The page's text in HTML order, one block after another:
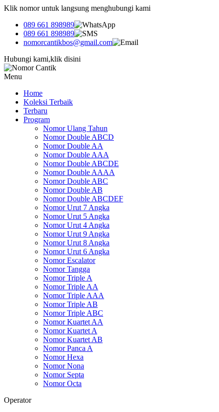
Klik nomor untuk langsung menghubungi kami
089 661 898989
089 661 898989
nomorcantikbos@gmail.com
Hubungi kami,klik disini
Menu
Home
Koleksi Terbaik
Terbaru
Program
Nomor Ulang Tahun
Nomor Double ABCD
Nomor Double AA
Nomor Double AAA
Nomor Double ABCDE
Nomor Double AAAA
Nomor Double ABC
Nomor Double AB
Nomor Double ABCDEF
Nomor Urut 7 Angka
Nomor Urut 5 Angka
Nomor Urut 4 Angka
Nomor Urut 9 Angka
Nomor Urut 8 Angka
Nomor Urut 6 Angka
Nomor Escalator
Nomor Tangga
Nomor Triple A
Nomor Triple AA
Nomor Triple AAA
Nomor Triple AB
Nomor Triple ABC
Nomor Kuartet AA
Nomor Kuartet A
Nomor Kuartet AB
Nomor Panca A
Nomor Hexa
Nomor Nona
Nomor Septa
Nomor Octa
Operator